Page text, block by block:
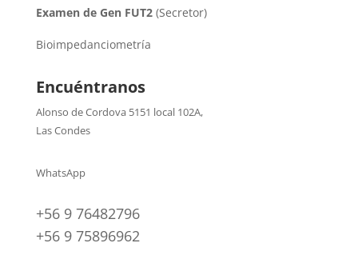
Examen de Gen FUT2(Secretor)
Bioimpedanciometría
Encuéntranos
Alonso de Cordova 5151 local 102A,
Las Condes
WhatsApp
+56 9 76482796
+56 9 75896962